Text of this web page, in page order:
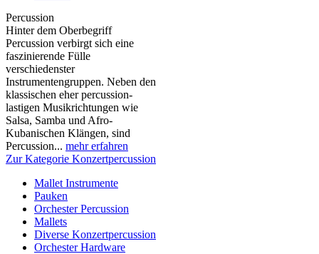
Percussion
Hinter dem Oberbegriff
Percussion verbirgt sich eine
faszinierende Fülle
verschiedenster
Instrumentengruppen. Neben den
klassischen eher percussion-
lastigen Musikrichtungen wie
Salsa, Samba und Afro-
Kubanischen Klängen, sind
Percussion... mehr erfahren
Zur Kategorie Konzertpercussion
Mallet Instrumente
Pauken
Orchester Percussion
Mallets
Diverse Konzertpercussion
Orchester Hardware